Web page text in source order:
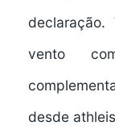
vento
desde